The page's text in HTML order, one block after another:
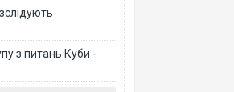
з питань Куби -